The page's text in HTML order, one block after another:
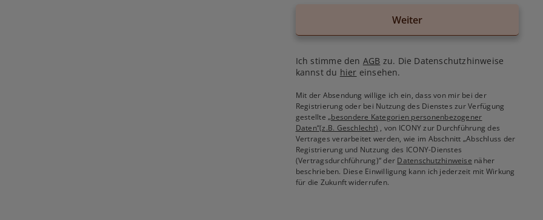
Weiter
Ich stimme den AGB zu. Die Datenschutzhinweise
kannst du hier einsehen.
Mit der Absendung willige ich ein, dass von mir bei der
Registrierung oder bei Nutzung des Dienstes zur Verfügung
gestellte„besondere Kategorien personenbezogener
Daten“(z.B. Geschlecht) , von ICONY zur Durchführung des
Vertrages verarbeitet werden, wie im Abschnitt „Abschluss der
Registrierung und Nutzung des ICONY-Dienstes
(Vertragsdurchführung)“ der Datenschutzhinweise näher
beschrieben. Diese Einwilligung kann ich jederzeit mit Wirkung
für die Zukunft widerrufen.